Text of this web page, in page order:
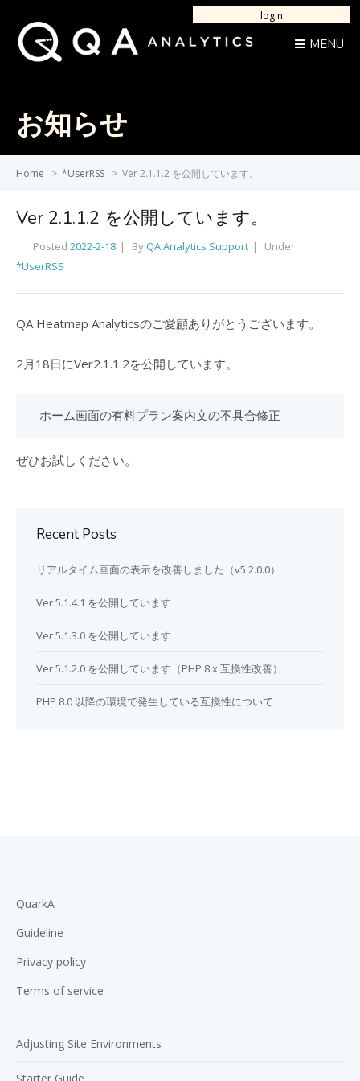
login
MENU
お知らせ
Home > *UserRSS > Ver 2.1.1.2 を公開しています。
Ver 2.1.1.2 を公開しています。
Posted 2022-2-18 ByQA Analytics Support
Under
*UserRSS
QA Heatmap Analyticsのご愛顧ありがとうございます。
2月18日にVer2.1.1.2を公開しています。
ホーム画面の有料プラン案内文の不具合修正
ぜひお試しください。
Recent Posts
リアルタイム画面の表示を改善しました（v5.2.0.0）
Ver 5.1.4.1 を公開しています
Ver 5.1.3.0 を公開しています
Ver 5.1.2.0 を公開しています（PHP 8.x 互換性改善）
PHP 8.0 以降の環境で発生している互換性について
QuarkA
Guideline
Privacy policy
Terms of service
Adjusting Site Environments